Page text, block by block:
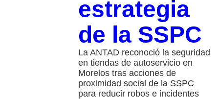
estrategia
de la SSPC
La ANTAD reconoció la seguridad
en tiendas de autoservicio en
Morelos tras acciones de
proximidad social de la SSPC
para reducir robos e incidentes